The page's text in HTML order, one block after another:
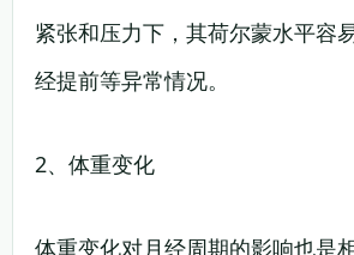
紧张和压力下，其荷尔蒙水平容
经提前等异常情况。
2、体重变化
体重变化对月经周期的影响也是